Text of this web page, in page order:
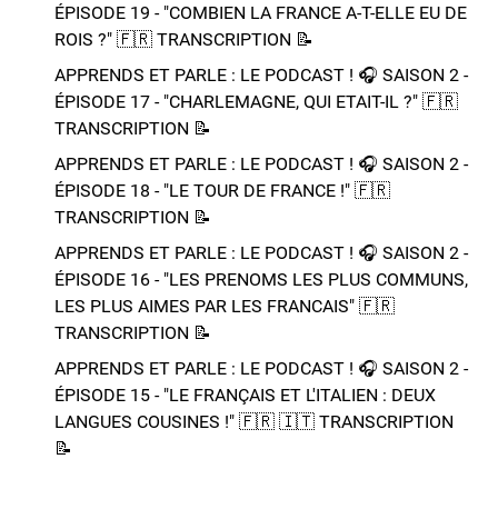
ÉPISODE 19 - "COMBIEN LA FRANCE A-T-ELLE EU DE
ROIS ?"​ 🇫🇷​ TRANSCRIPTION 📝​
APPRENDS ET PARLE : LE PODCAST ! 🎧 SAISON 2 -
ÉPISODE 17 - "CHARLEMAGNE, QUI ETAIT-IL ?"​ 🇫🇷​
TRANSCRIPTION 📝​
APPRENDS ET PARLE : LE PODCAST ! 🎧 SAISON 2 -
ÉPISODE 18 - "LE TOUR DE FRANCE !"​ 🇫🇷​
TRANSCRIPTION 📝​
APPRENDS ET PARLE : LE PODCAST ! 🎧 SAISON 2 -
ÉPISODE 16 - "LES PRENOMS LES PLUS COMMUNS,
LES PLUS AIMES PAR LES FRANCAIS"​ 🇫🇷​
TRANSCRIPTION 📝​
APPRENDS ET PARLE : LE PODCAST ! 🎧 SAISON 2 -
ÉPISODE 15 - "LE FRANÇAIS ET L'ITALIEN : DEUX
LANGUES COUSINES !"​ 🇫🇷​ 🇮🇹​ ​TRANSCRIPTION
📝​